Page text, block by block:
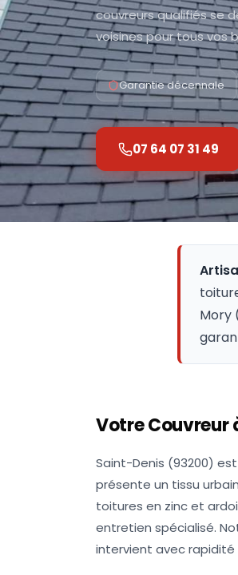
couvreurs qualifiés se
voisines pour tous vos
Garantie décennale
07 64 07 31 49
Mory
Votre Couvreur
Saint-Denis (93200)
présente un tissu
toitures en zinc et
entretien spécialisé.
intervient avec